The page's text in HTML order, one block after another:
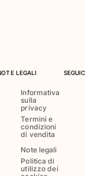
LEGALI
Informativa
sulla
privacy
Termini e
condizioni
di vendita
Note legali
Politica di
utilizzo dei